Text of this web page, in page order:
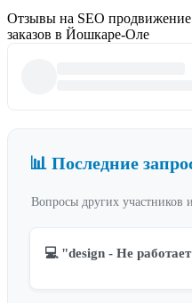
Отзывы на SEO продвижение
заказов в Йошкаре-Оле
📊 Последние
Вопросы других участников
💻 "design - Не